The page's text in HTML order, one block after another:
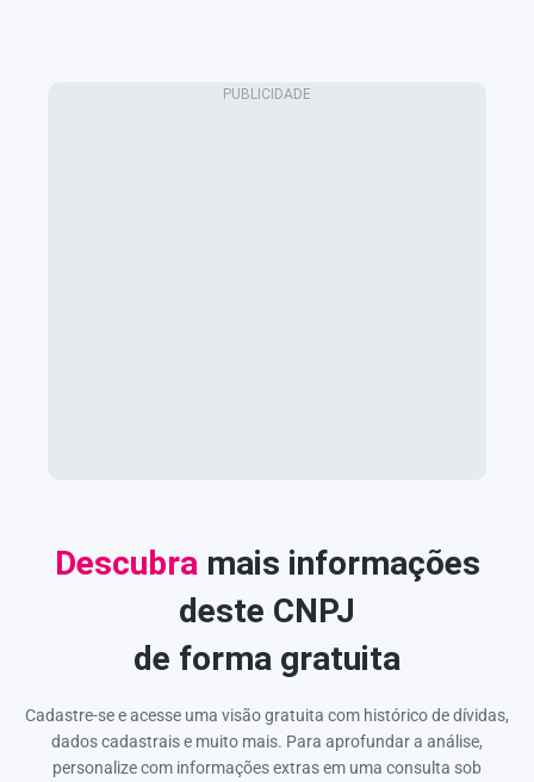
Descubramais informações
deste CNPJ
de forma gratuita
Cadastre-se e acesse uma visão gratuita com histórico de dívidas,
dados cadastrais e muito mais. Para aprofundar a análise,
personalize com informações extras em uma consulta sob